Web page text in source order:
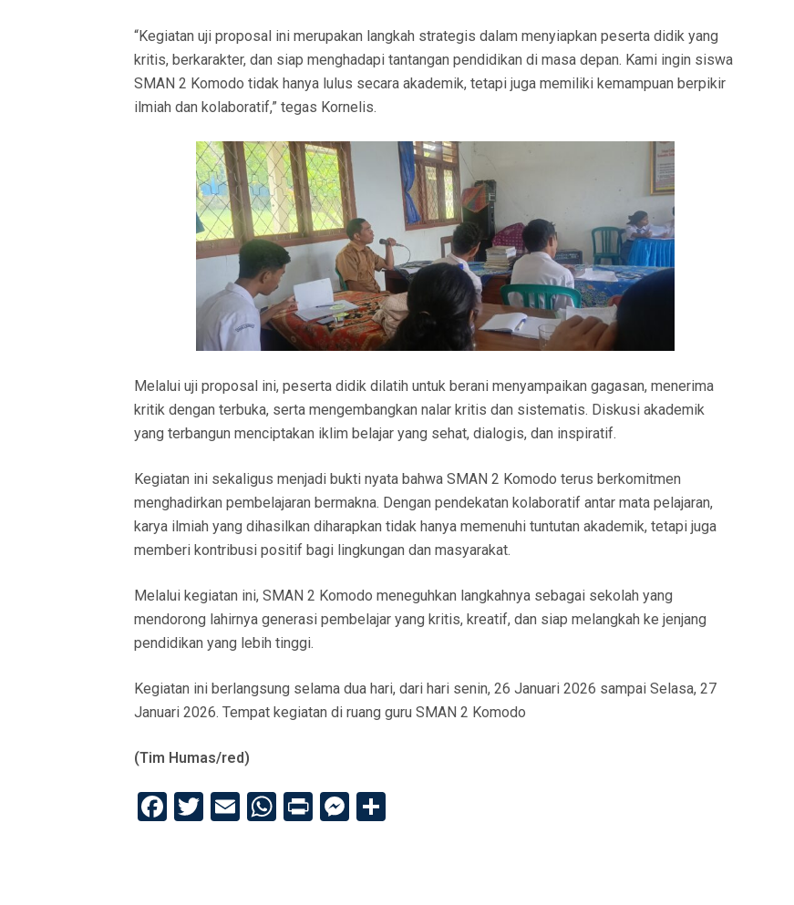
“Kegiatan uji proposal ini merupakan langkah strategis dalam menyiapkan peserta didik yang
kritis, berkarakter, dan siap menghadapi tantangan pendidikan di masa depan. Kami ingin siswa
SMAN 2 Komodo tidak hanya lulus secara akademik, tetapi juga memiliki kemampuan berpikir
ilmiah dan kolaboratif,” tegas Kornelis.
Melalui uji proposal ini, peserta didik dilatih untuk berani menyampaikan gagasan, menerima
kritik dengan terbuka, serta mengembangkan nalar kritis dan sistematis. Diskusi akademik
yang terbangun menciptakan iklim belajar yang sehat, dialogis, dan inspiratif.
Kegiatan ini sekaligus menjadi bukti nyata bahwa SMAN 2 Komodo terus berkomitmen
menghadirkan pembelajaran bermakna. Dengan pendekatan kolaboratif antar mata pelajaran,
karya ilmiah yang dihasilkan diharapkan tidak hanya memenuhi tuntutan akademik, tetapi juga
memberi kontribusi positif bagi lingkungan dan masyarakat.
Melalui kegiatan ini, SMAN 2 Komodo meneguhkan langkahnya sebagai sekolah yang
mendorong lahirnya generasi pembelajar yang kritis, kreatif, dan siap melangkah ke jenjang
pendidikan yang lebih tinggi.
Kegiatan ini berlangsung selama dua hari, dari hari senin, 26 Januari 2026 sampai Selasa, 27
Januari 2026. Tempat kegiatan di ruang guru SMAN 2 Komodo
(Tim Humas/red)
F
T
E
W Pr M